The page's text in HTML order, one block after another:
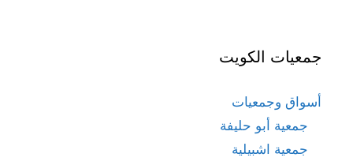
جمعيات الكويت
أسواق وجمعيات
جمعية أبو حليفة
جمعية اشبيلية